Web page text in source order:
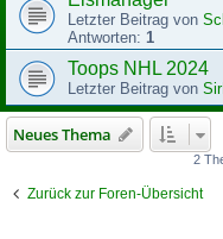
Letzter Beitrag von
Antworten: 1
Toops NHL 2024
Letzter Beitrag von
Neues Thema
2
Zurück zur Foren-Übersicht